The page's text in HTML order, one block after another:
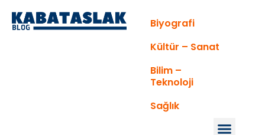
Biyografi
Kültür – Sanat
Bilim –
Teknoloji
Sağlık